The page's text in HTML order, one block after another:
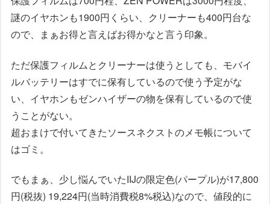
謎のイヤホンも1900円くらい、クリーナーも400円台な
ので、まぁお得と言えばお得かなと言う印象。
ただ保護フィルムとクリーナーは使うとしても、モバイ
ルバッテリーはすでに保有しているので使う予定がな
い、イヤホンもゼンハイザーの物を保有しているので使
うことがない。
超おまけで付いてきたソースネクストのメモ帳について
はゴミ。
でもまぁ、少し悩んでいたIIJの限定色(パープル)が17,800
円(税抜) 19,224円(当時消費税8%税込)なので、値段的に